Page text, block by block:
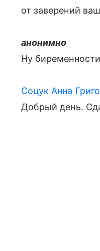
от заверений
анонимно
Ну
Соцук Анна
Добрый день.